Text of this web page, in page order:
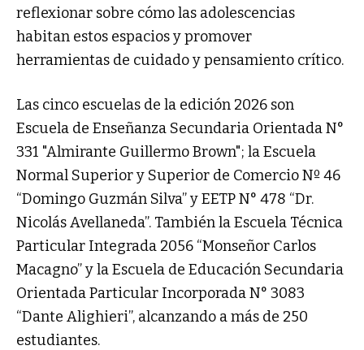
reflexionar sobre cómo las adolescencias
habitan estos espacios y promover
herramientas de cuidado y pensamiento crítico.
Las cinco escuelas de la edición 2026 son
Escuela de Enseñanza Secundaria Orientada N°
331 "Almirante Guillermo Brown"; la Escuela
Normal Superior y Superior de Comercio Nº 46
“Domingo Guzmán Silva” y EETP N° 478 “Dr.
Nicolás Avellaneda”. También la Escuela Técnica
Particular Integrada 2056 “Monseñor Carlos
Macagno” y la Escuela de Educación Secundaria
Orientada Particular Incorporada N° 3083
“Dante Alighieri”, alcanzando a más de 250
estudiantes.